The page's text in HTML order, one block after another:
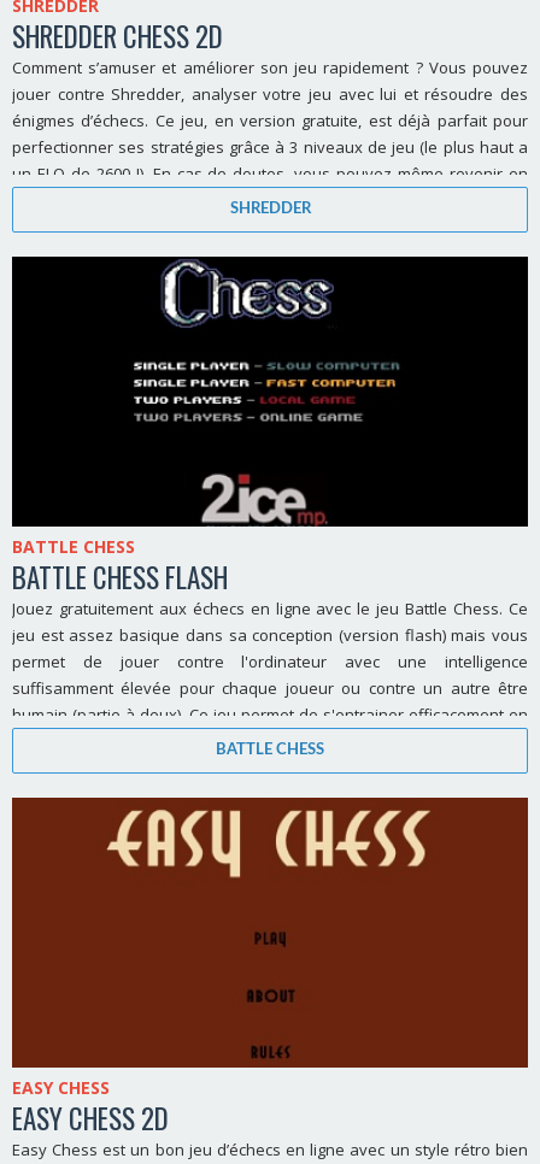
SHREDDER
SHREDDER CHESS 2D
Comment s’amuser et améliorer son jeu rapidement ? Vous pouvez
jouer contre Shredder, analyser votre jeu avec lui et résoudre des
énigmes d’échecs. Ce jeu, en version gratuite, est déjà parfait pour
perfectionner ses stratégies grâce à 3 niveaux de jeu (le plus haut a
un ELO de 2600 !). En cas de doutes, vous pouvez même revenir en
SHREDDER
BATTLE CHESS
BATTLE CHESS FLASH
Jouez gratuitement aux échecs en ligne avec le jeu Battle Chess. Ce
jeu est assez basique dans sa conception (version flash) mais vous
permet de jouer contre l'ordinateur avec une intelligence
suffisamment élevée pour chaque joueur ou contre un autre être
humain (partie à deux). Ce jeu permet de s'entrainer efficacement en
BATTLE CHESS
EASY CHESS
EASY CHESS 2D
Easy Chess est un bon jeu d’échecs en ligne avec un style rétro bien